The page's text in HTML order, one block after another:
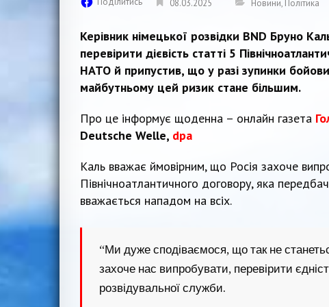
08.03.2025 Новини, Політика
Керівник німецької розвідки BND Бруно
перевірити дієвість статті 5
НАТО й припустив, що у разі зупинки
майбутньому цей ризик стане більшим.
Про це інформує щоденна – онлайн газета
Deutsche Welle, dpa
Каль вважає ймовірним, що Росія захоче
Північноатлантичного договору, яка
вважається нападом на всіх.
“Ми дуже сподіваємося, що так не
захоче нас випробувати, перевірити
розвідувальної служби.